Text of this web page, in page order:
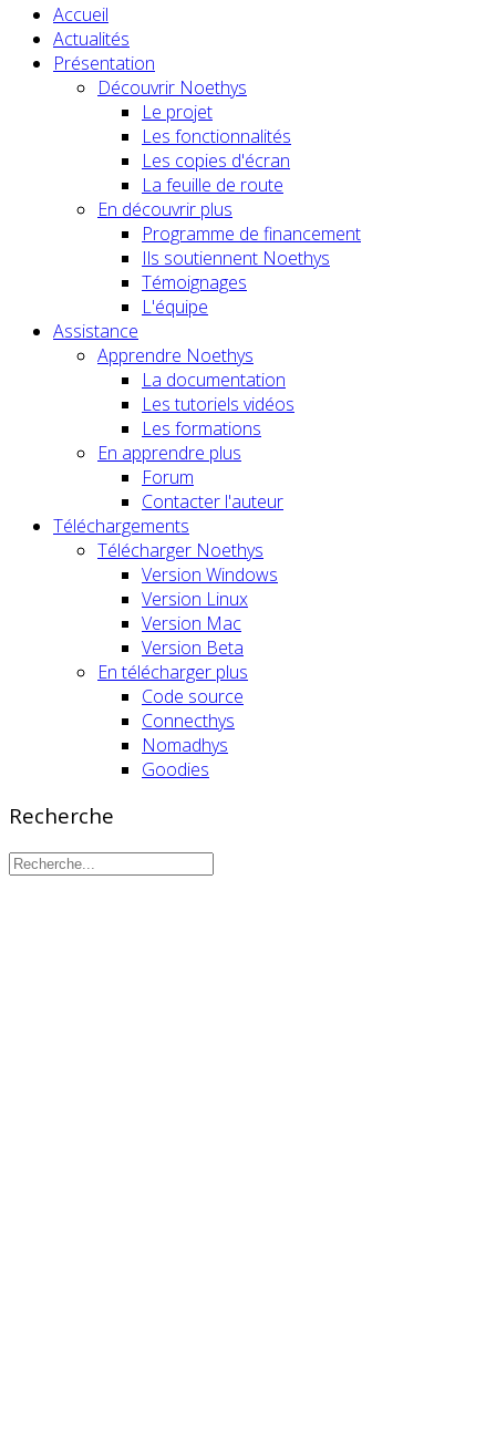
Accueil
Actualités
Présentation
Découvrir Noethys
Le projet
Les fonctionnalités
Les copies d'écran
La feuille de route
En découvrir plus
Programme de financement
Ils soutiennent Noethys
Témoignages
L'équipe
Assistance
Apprendre Noethys
La documentation
Les tutoriels vidéos
Les formations
En apprendre plus
Forum
Contacter l'auteur
Téléchargements
Télécharger Noethys
Version Windows
Version Linux
Version Mac
Version Beta
En télécharger plus
Code source
Connecthys
Nomadhys
Goodies
Recherche